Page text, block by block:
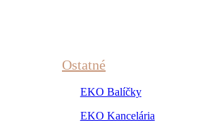
Ostatné
EKO Balíčky
EKO Kancelária